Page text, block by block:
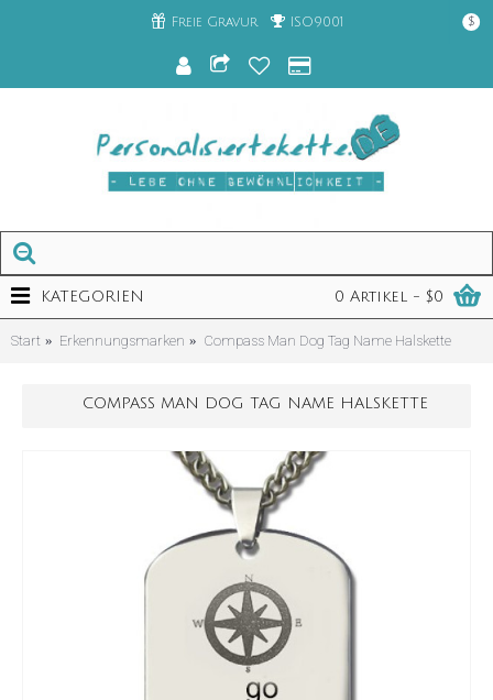
Freie Gravur ISO9001 $
0 Artikel - $0
KATEGORIEN
Start Erkennungsmarken Compass Man Dog Tag Name Halskette
COMPASS MAN DOG TAG NAME HALSKETTE